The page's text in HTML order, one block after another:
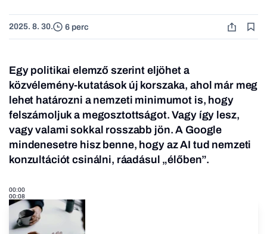
2025. 8. 30. 6 perc
Egy politikai elemző szerint eljöhet a
közvélemény-kutatások új korszaka, ahol már meg
lehet határozni a nemzeti minimumot is, hogy
felszámoljuk a megosztottságot. Vagy így lesz,
vagy valami sokkal rosszabb jön. A Google
mindenesetre hisz benne, hogy az AI tud nemzeti
konzultációt csinálni, ráadásul „élőben”.
00:00
00:08